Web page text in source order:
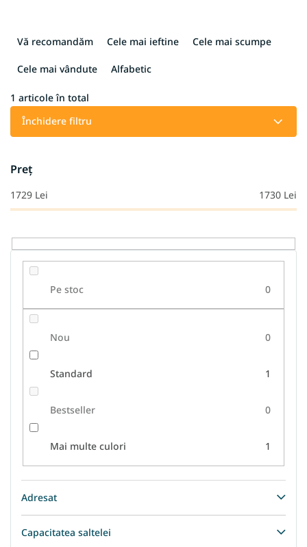
e
e
t
p
r
o
u
s
Vă recomandăm Cele mai ieftine Cele mai scumpe
Cele mai vândute Alfabetic
1 articole în total
Închidere filtru
Preţ
1729 Lei 1730 Lei
Pe stoc 0
Nou 0
Standard 1
Bestseller 0
Mai multe culori 1
Adresat
Capacitatea saltelei